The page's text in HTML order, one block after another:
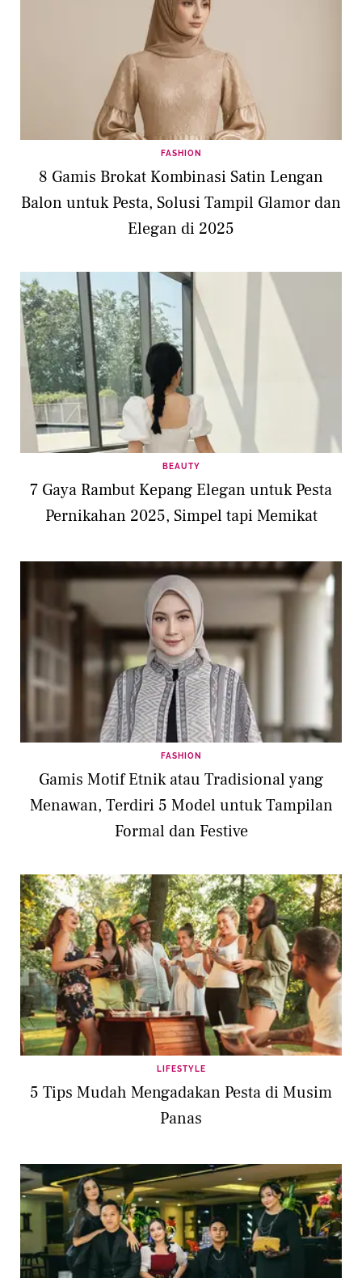
FASHION
8 Gamis Brokat Kombinasi Satin Lengan
Balon untuk Pesta, Solusi Tampil Glamor dan
Elegan di 2025
BEAUTY
7 Gaya Rambut Kepang Elegan untuk Pesta
Pernikahan 2025, Simpel tapi Memikat
FASHION
Gamis Motif Etnik atau Tradisional yang
Menawan, Terdiri 5 Model untuk Tampilan
Formal dan Festive
LIFESTYLE
5 Tips Mudah Mengadakan Pesta di Musim
Panas